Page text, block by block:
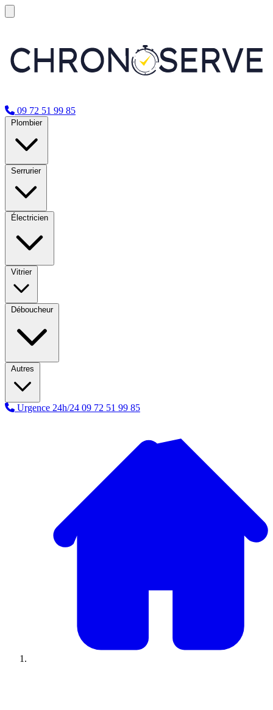
09 72 51 99 85
Plombier
Serrurier
Électricien
Vitrier
Déboucheur
Autres
Urgence 24h/24 09 72 51 99 85